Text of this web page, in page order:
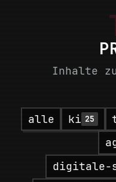
Inhalte
alle ki 25
digitale-